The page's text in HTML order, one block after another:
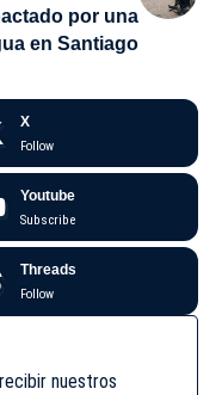
por una
en Santiago
X
Follow
Youtube
Subscribe
Threads
Follow
nuestros